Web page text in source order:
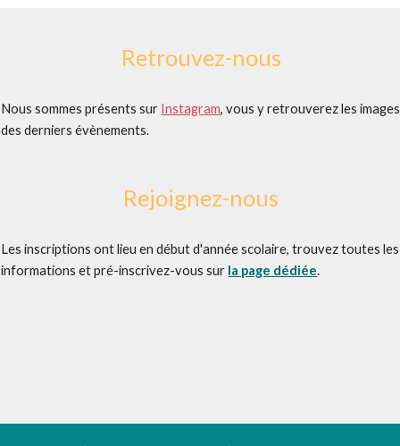
Retrouvez-nous
Nous sommes présents sur Instagram, vous y retrouverez les images
des derniers évènements.
Rejoignez-nous
Les inscriptions ont lieu en début d'année scolaire, trouvez toutes les
informations et pré-inscrivez-vous sur la page dédiée.